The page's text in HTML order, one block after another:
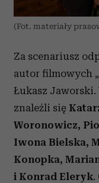
(Fot. materiały
Za scenariusz
autor filmowych
Łukasz Jaworski.
znaleźli się
Woronowicz,
Iwona Bielska,
Konopka,
i Konrad Eleryk.